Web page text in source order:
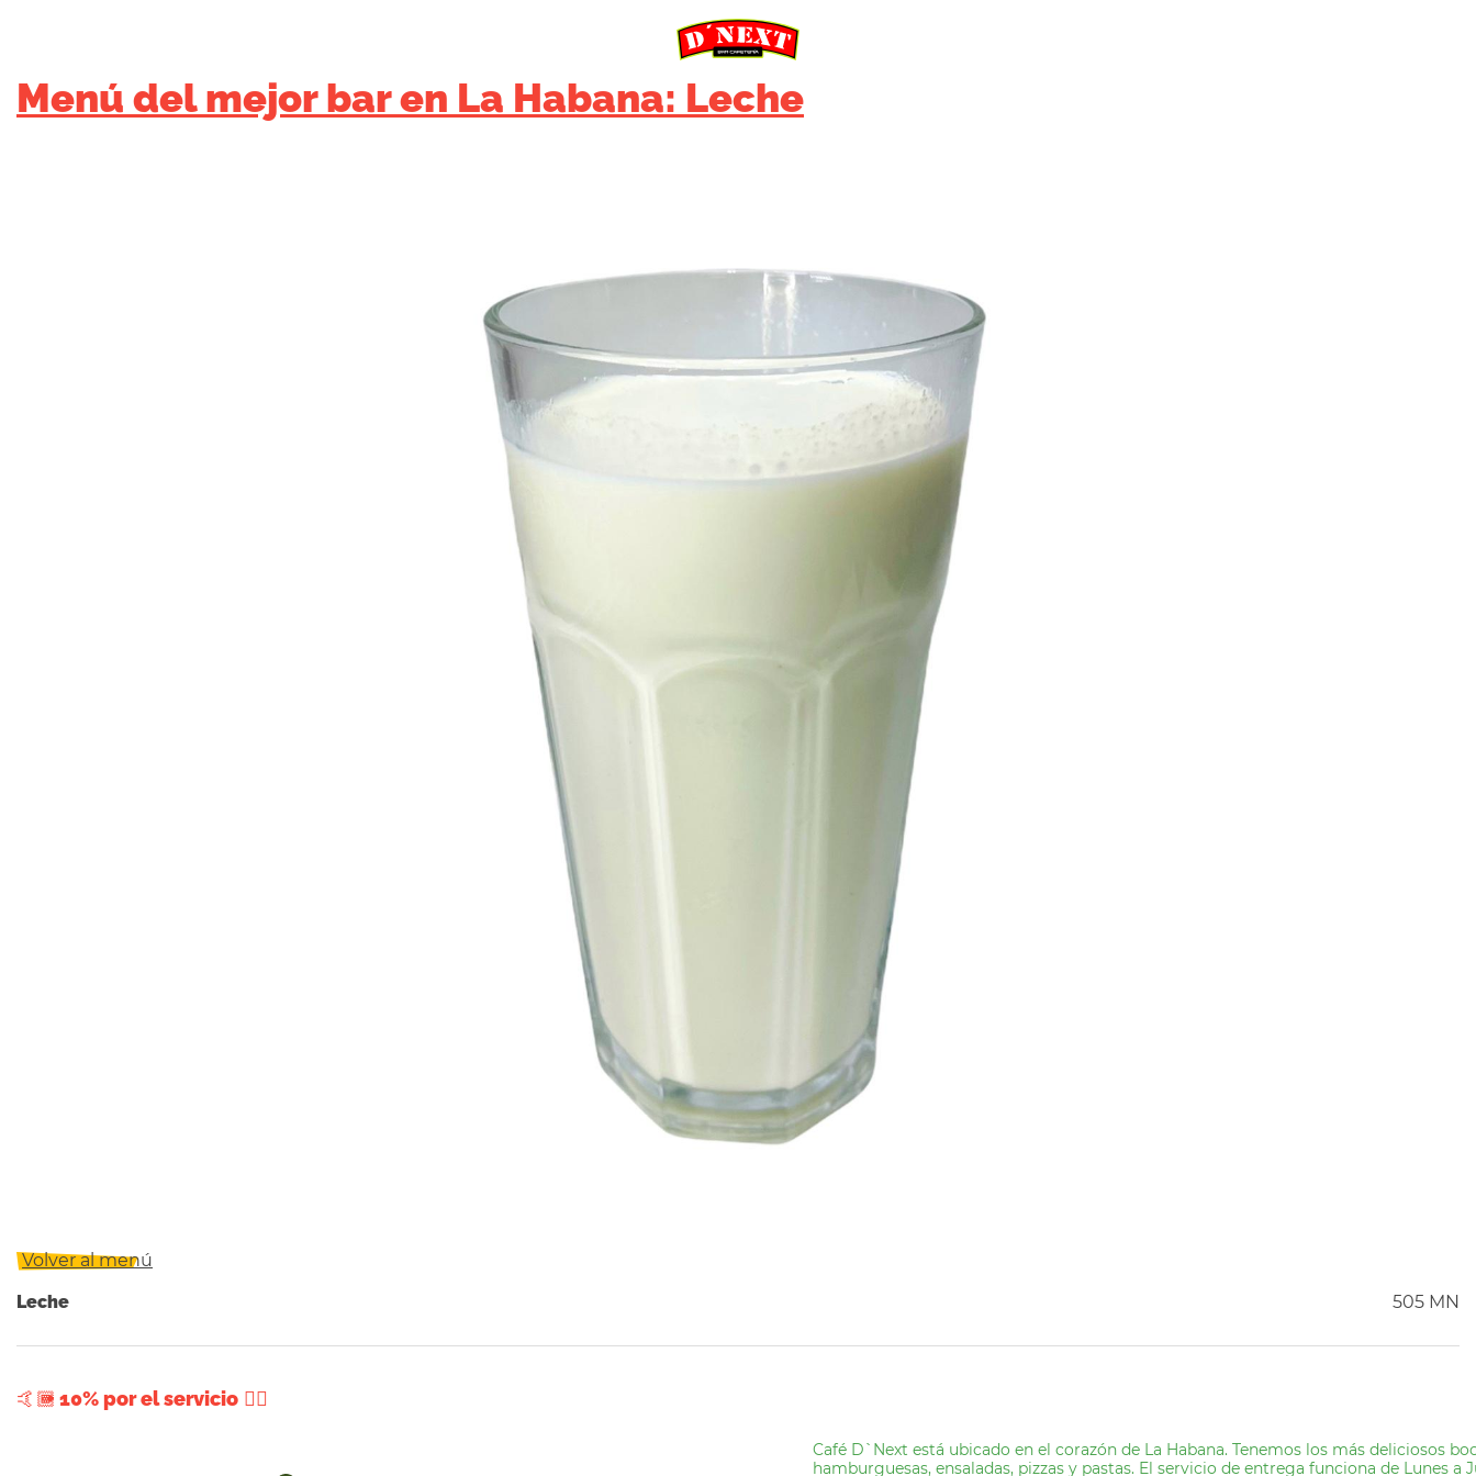
Menú del mejor bar en La Habana: Leche
Volver al menú
Leche
505 MN
+ 10% por el servicio
Café D`Next está ubicado en el corazón de La Habana. Tenemos los más deliciosos
hamburguesas, ensaladas, pizzas y pastas. El servicio de entrega funciona de Lunes a